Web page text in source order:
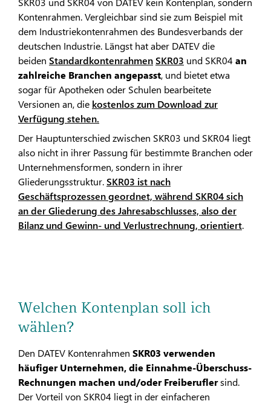
Kontenrahmen. Vergleichbar sind sie zum Beispiel mit
dem Industriekontenrahmen des Bundesverbands der
deutschen Industrie. Längst hat aber DATEV die
beiden StandardkontenrahmenSKR03 und SKR04 an
zahlreiche Branchen angepasst, und bietet etwa
sogar für Apotheken oder Schulen bearbeitete
Versionen an, die kostenlos zum Download zur
Verfügung stehen.
Der Hauptunterschied zwischen SKR03 und SKR04 liegt
also nicht in ihrer Passung für bestimmte Branchen oder
Unternehmensformen, sondern in ihrer
Gliederungsstruktur.SKR03 ist nach
Geschäftsprozessen geordnet, während SKR04 sich
an der Gliederung des Jahresabschlusses, also der
Bilanz und Gewinn- und Verlustrechnung, orientiert.
Welchen Kontenplan soll ich
wählen?
Den DATEV Kontenrahmen SKR03 verwenden
häufiger Unternehmen, die Einnahme-Überschuss-
Rechnungen machen und/oder Freiberuflersind.
Der Vorteil von SKR04 liegt in der einfacheren